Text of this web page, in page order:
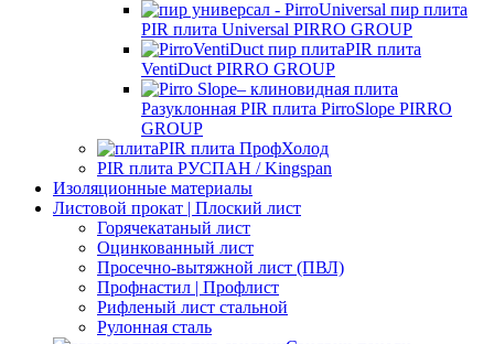
PIR плита Universal PIRRO GROUP
PIR плита
VentiDuct PIRRO GROUP
Разуклонная PIR плита PirroSlope PIRRO
GROUP
PIR плита ПрофХолод
PIR плита РУСПАН / Kingspan
Изоляционные материалы
Листовой прокат | Плоский лист
Горячекатаный лист
Оцинкованный лист
Просечно-вытяжной лист (ПВЛ)
Профнастил | Профлист
Рифленый лист стальной
Рулонная сталь